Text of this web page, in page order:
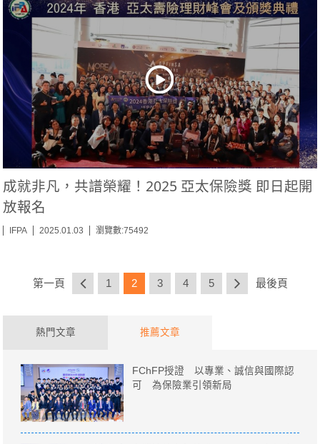
成就非凡，共譜榮耀！2025 亞太保險獎 即日起開
放報名
IFPA 2025.01.03 瀏覽數:75492
第一頁 1 2 3 4 5 最後頁
熱門文章 推薦文章
FChFP授證 以專業、誠信與國際認
可 為保險業引領新局